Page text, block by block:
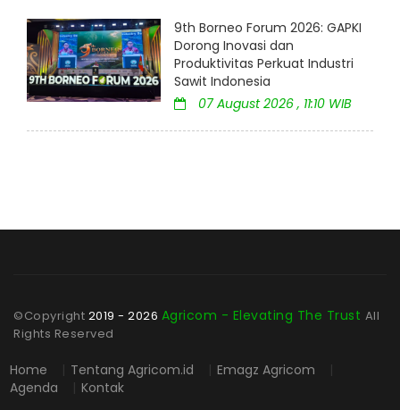
9th Borneo Forum 2026: GAPKI
Dorong Inovasi dan
Produktivitas Perkuat Industri
Sawit Indonesia
07 August 2026 , 11:10 WIB
©Copyright 2019 - 2026 Agricom - Elevating The Trust All
Rights Reserved
Home | Tentang Agricom.id | Emagz Agricom |
Agenda
| Kontak